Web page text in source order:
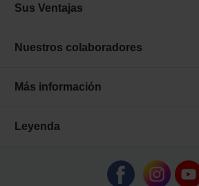
Sus Ventajas
Nuestros colaboradores
Más información
Leyenda